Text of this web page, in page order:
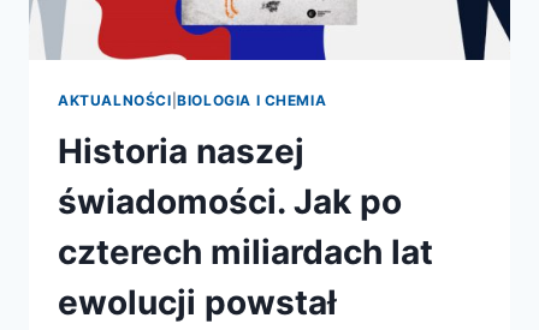
AKTUALNOŚCI |BIOLOGIA I CHEMIA
Historia naszej
świadomości. Jak po
czterech miliardach lat
ewolucji powstał